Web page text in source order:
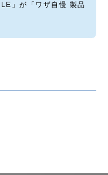
」が「ワザ自慢 製品